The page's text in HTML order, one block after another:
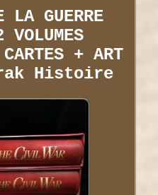
LA GUERRE
CARTES + ART
Histoire